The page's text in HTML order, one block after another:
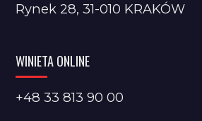
Rynek 28, 31-010 KRAKÓW
WINIETA ONLINE
+48 33 813 90 00